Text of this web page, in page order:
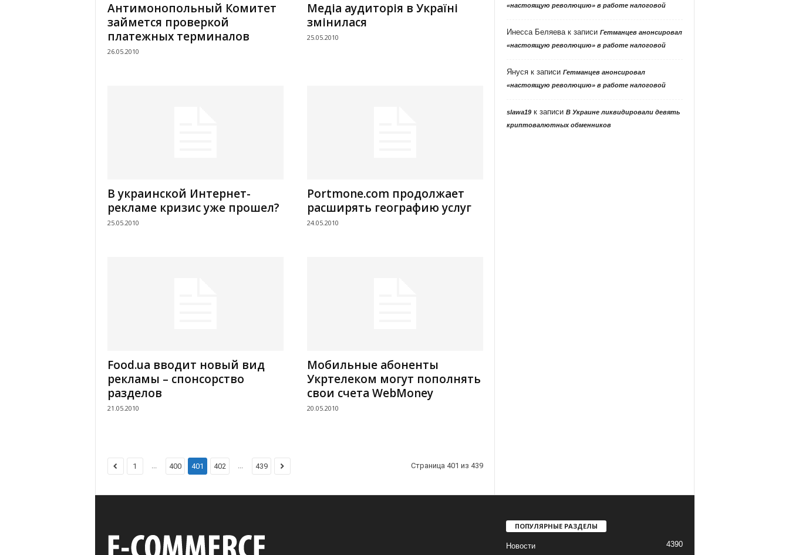
Антимонопольный Комитет
займется проверкой
платежных терминалов
26.05.2010
Медіа аудиторія в Україні
змінилася
25.05.2010
В украинской Интернет-
рекламе кризис уже прошел?
25.05.2010
Portmone.com продолжает
расширять географию услуг
24.05.2010
Food.ua вводит новый вид
рекламы – спонсорство
разделов
21.05.2010
Мобильные абоненты
Укртелеком могут пополнять
свои счета WebMoney
20.05.2010
1 ... 400 401 402 ... 439 Страница 401 из 439
«настоящую революцию» в работе налоговой
Инесса Беляевак записи Гетманцев анонсировал
«настоящую революцию» в работе налоговой
Янусяк записи Гетманцев анонсировал
«настоящую революцию» в работе налоговой
slawa19к записи В Украине ликвидировали девять
криптовалютных обменников
ПОПУЛЯРНЫЕ РАЗДЕЛЫ
Новости 4390